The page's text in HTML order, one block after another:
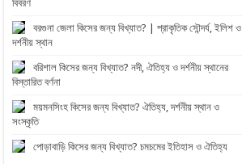
বিবরণ
বরগুনা জেলা কিসের জন্য বিখ্যাত? | প্রাকৃতিক সৌন্দর্য, ইলিশ ও
দর্শনীয় স্থান
বরিশাল কিসের জন্য বিখ্যাত? নদী, ঐতিহ্য ও দর্শনীয় স্থানের
বিস্তারিত বর্ণনা
ময়মনসিংহ কিসের জন্য বিখ্যাত? ঐতিহ্য, দর্শনীয় স্থান ও
সংস্কৃতি
পোড়াবাড়ি কিসের জন্য বিখ্যাত? চমচমের ইতিহাস ও ঐতিহ্য